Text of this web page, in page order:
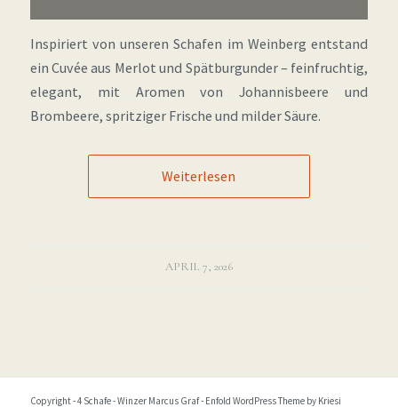
Inspiriert von unseren Schafen im Weinberg entstand
ein Cuvée aus Merlot und Spätburgunder – feinfruchtig,
elegant, mit Aromen von Johannisbeere und
Brombeere, spritziger Frische und milder Säure.
Weiterlesen
APRIL 7, 2026
Copyright - 4 Schafe - Winzer Marcus Graf - Enfold WordPress Theme by Kriesi